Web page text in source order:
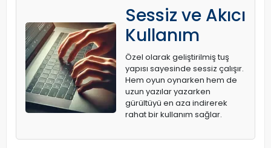
Sessiz ve Akıcı
Kullanım
Özel olarak geliştirilmiş tuş
yapısı sayesinde sessiz çalışır.
Hem oyun oynarken hem de
uzun yazılar yazarken
gürültüyü en aza indirerek
rahat bir kullanım sağlar.